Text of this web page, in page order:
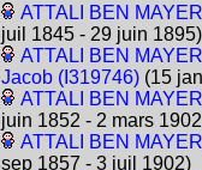
ATTALI BEN
juil 1845 - 29 juin 1895)
ATTALI BEN
Jacob (I319746)(15
ATTALI BEN
juin 1852 - 2 mars
ATTALI BEN
sep 1857 - 3 juil 1902)